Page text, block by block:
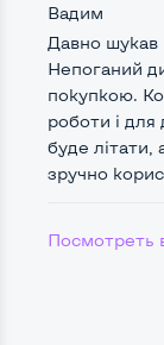
Тип
Размер
Удобство
Вадим
Давно шукав
Непоганий
покупкою.
роботи і
буде літати,
зручно
Посмотреть